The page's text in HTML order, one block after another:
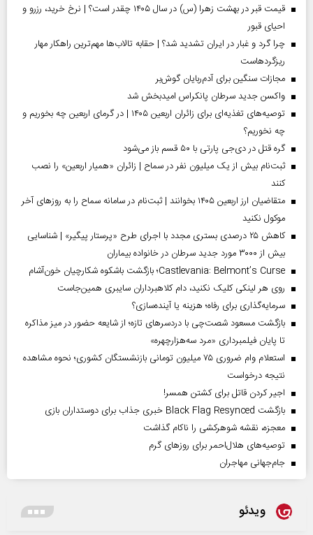
قیمت قبر در بهشت زهرا (س) در سال ۱۴۰۵ چقدر است؟ | نرخ خرید، رزرو و
احیای قبور
چرا گرد و غبار در ایران تشدید شد؟ | حقابه تالاب‌ها مهم‌ترین راهکار مهار
ریزگردهاست
مجازات سنگین برای آدم‌ربایان گوش‌بر
واکسن جدید سرطان پانکراس امیدبخش شد
توصیه‌های تغذیه‌ای برای زائران اربعین ۱۴۰۵ | در گرمای اربعین چه بخوریم و
چه نخوریم؟
گره قتل در دی‌جی پارتی با ۵۰ قسم باز می‌شود
ثبت‌نام بیش از یک میلیون نفر در سماح | زائران «همیار اربعین» را نصب
کنند
متقاضیان ارز اربعین ۱۴۰۵ بخوانند | ثبت‌نام در سامانه سماح را به روز‌های آخر
موکول نکنید
کاهش ۲۵ درصدی بستری مجدد با اجرای طرح «پرستار پیگیر» | شناسایی
بیش از ۳۰۰۰ مورد جدید سرطان در خانواده بیماران
Castlevania: Belmont’s Curse؛ بازگشت باشکوه شکارچیان خون‌آشام
روی هر لینکی کلیک نکنید، دام کلاهبرداران سایبری همین‌جاست
سرمایه‌گذاری برای رفاه؛ هزینه یا آینده‌سازی؟
بازگشت مسعود شصت‌چی با دردسر‌های تازه؛ از شایعه حضور در میز مذاکره
تا پایان فیلمبرداری «مرد سه‌هزارچهره»
استعلام وام ضروری ۷۵ میلیون تومانی بازنشستگان کشوری؛ نحوه مشاهده
نتیجه درخواست
اجیر کردن قاتل برای کشتن همسر!
بازگشت Black Flag Resynced خبری جذاب برای دوستداران بازی
معجزه، نقشه شوهرکشی را ناکام گذاشت
توصیه‌های هلال‌احمر برای روز‌های گرم
جام‌جهانی مهاجران
ویدئو